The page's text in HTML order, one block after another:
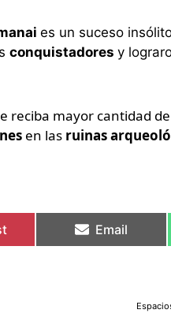
es un suceso
conquistadores y
reciba mayor cantidad de
en las ruinas
Email